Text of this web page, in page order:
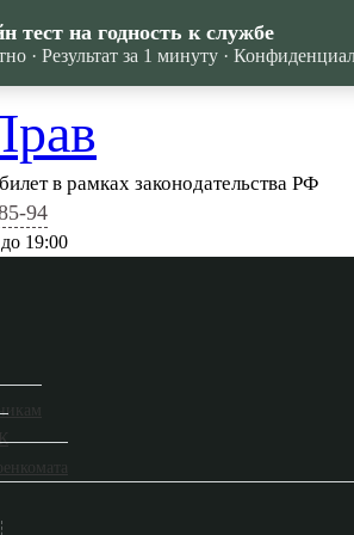
в рамках законодательства РФ
94
19:00
тест на годность к службе
· Результат за 1 минуту ·